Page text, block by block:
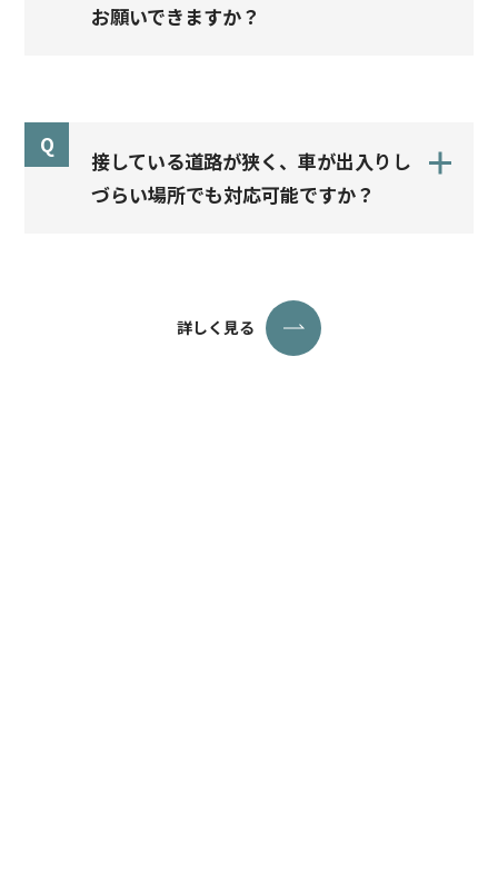
お願いできますか？
Q
接している道路が狭く、車が出入りし
づらい場所でも対応可能ですか？
詳しく見る